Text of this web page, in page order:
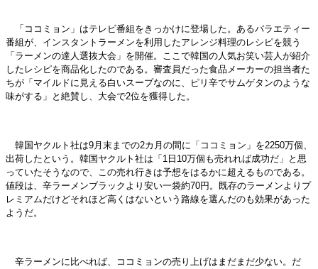
「ココミョン」はテレビ番組をきっかけに登場した。あるバラエティー
番組が、インスタントラーメンを利用したアレンジ料理のレシピを競う
「ラーメンの達人選抜大会」を開催。ここで韓国の人気お笑い芸人が紹介
したレシピを商品化したのである。審査員だった食品メーカーの担当者た
ちが「マイルドに見える白いスープなのに、ピリ辛でサムゲタンのような
味がする」と絶賛し、大会で2位を獲得した。
韓国ヤクルト社は9月末までの2カ月の間に「ココミョン」を2250万個、
出荷したという。韓国ヤクルト社は「1日10万個も売れれば成功だ」と思
っていたそうなので、この売れ行きは予想をはるかに超えるものである。
値段は、辛ラーメンブラックより安い一袋約70円。既存のラーメンよりプ
レミアムだけどそれほど高くはないという路線を選んだのも効果があった
ようだ。
辛ラーメンに比べれば、ココミョンの売り上げはまだまだ少ない。だ